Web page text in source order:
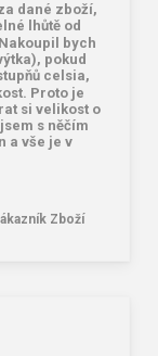
dané zboží,
lhůtě od
bych
pokud
celsia,
Proto je
si velikost o
s něčím
a vše je v
Zboží